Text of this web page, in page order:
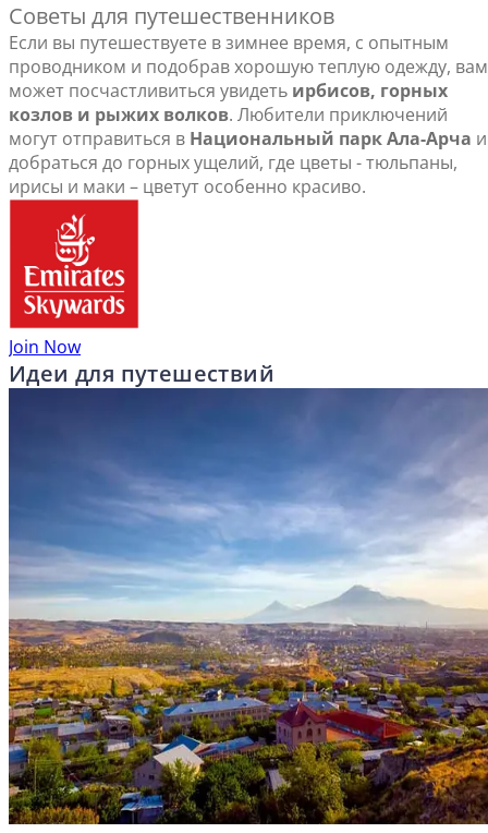
Советы для путешественников
Если вы путешествуете в зимнее время, с опытным
проводником и подобрав хорошую теплую одежду, вам
может посчастливиться увидеть ирбисов, горных
козлов и рыжих волков. Любители приключений
могут отправиться в Национальный парк Ала-Арча и
добраться до горных ущелий, где цветы - тюльпаны,
ирисы и маки – цветут особенно красиво.
Join Now
Идеи для путешествий